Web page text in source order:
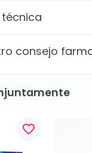
técnica
consejo
favorite_border